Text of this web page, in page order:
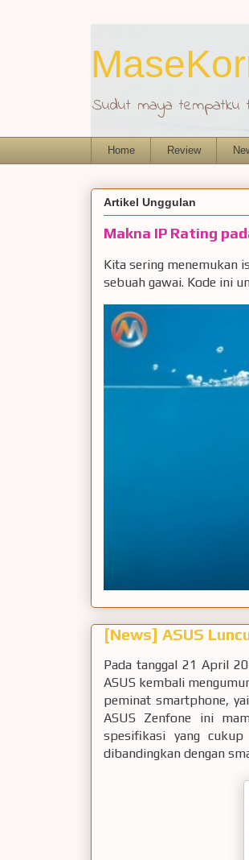
Sudut maya tempatku
Home Review
Artikel Unggulan
Makna IP Rating
Kita sering menemukan
sebuah gawai. Kode ini
[News] ASUS
Pada tanggal 21 April
ASUS kembali
peminat smartphone,
ASUS Zenfone ini
spesifikasi yang
dibandingkan dengan